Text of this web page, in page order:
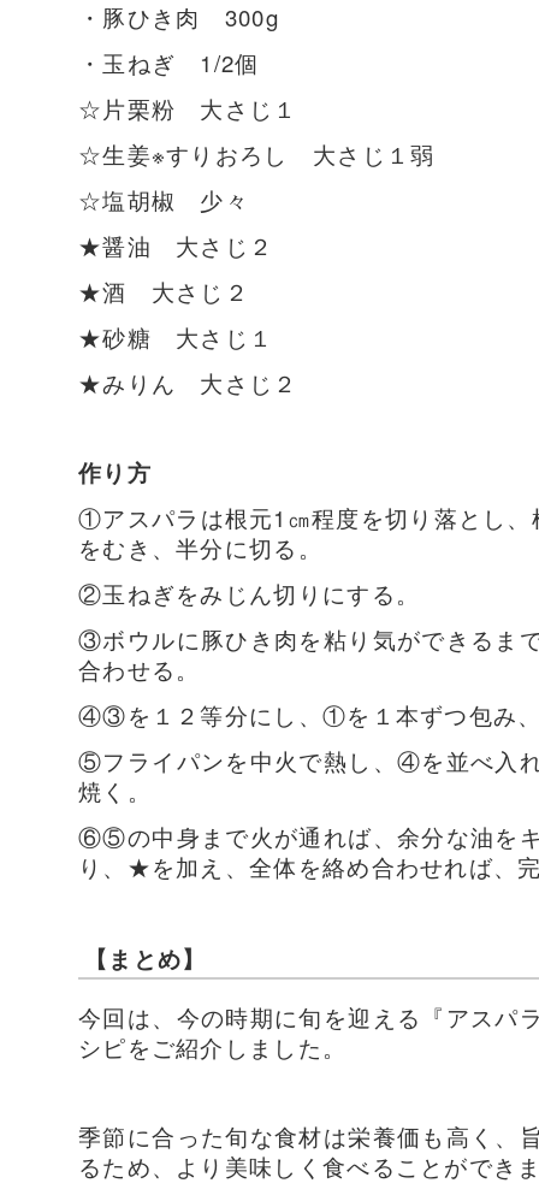
・豚ひき肉 300g
・玉ねぎ 1/2個
☆片栗粉 大さじ１
☆生姜※すりおろし 大さじ１弱
☆塩胡椒 少々
★醤油 大さじ２
★酒 大さじ２
★砂糖 大さじ１
★みりん 大さじ２
作り方
①アスパラは根元1㎝程度を切り落とし
をむき、半分に切る。
②玉ねぎをみじん切りにする。
③ボウルに豚ひき肉を粘り気ができるま
合わせる。
④③を１２等分にし、①を１本ずつ包み
⑤フライパンを中火で熱し、④を並べ入
焼く。
⑥⑤の中身まで火が通れば、余分な油を
り、★を加え、全体を絡め合わせれば、
【まとめ】
今回は、今の時期に旬を迎える『アスパ
シピをご紹介しました。
季節に合った旬な食材は栄養価も高く、
るため、より美味しく食べることができ